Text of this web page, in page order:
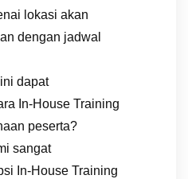
lokasi akan
dengan jadwal
dapat
In-House Training
peserta?
sangat
In-House Training